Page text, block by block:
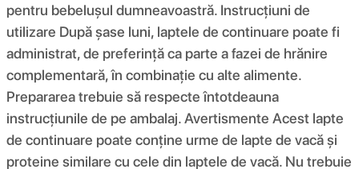
pentru bebelușul dumneavoastră. Instrucțiuni de
utilizare După șase luni, laptele de continuare poate fi
administrat, de preferință ca parte a fazei de hrănire
complementară, în combinație cu alte alimente.
Prepararea trebuie să respecte întotdeauna
instrucțiunile de pe ambalaj. Avertismente Acest lapte
de continuare poate conține urme de lapte de vacă și
proteine ​​similare cu cele din laptele de vacă. Nu trebuie